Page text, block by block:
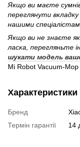
Якщо ви маєте
переглянути вкладку
нашими
Якщо ви не знаєте
ласка, перегляньте
шукати модель
Mi Robot Vacuum-Mop
Характеристики
Бренд
Термін гарантії
14